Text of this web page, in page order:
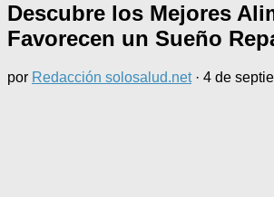
Descubre los Mejores
Favorecen un Sueño
por Redacción solosalud.net · 4 de